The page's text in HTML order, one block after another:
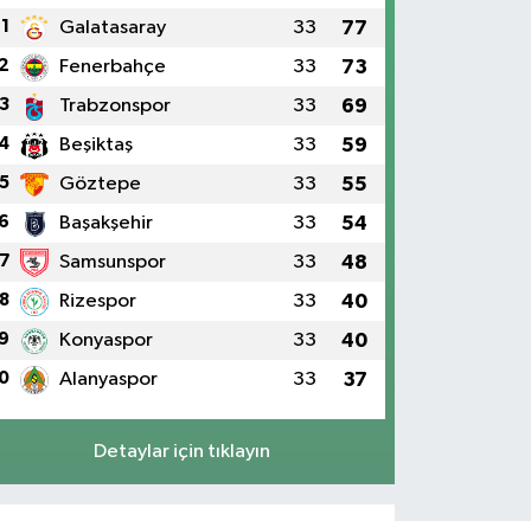
1 Galatasaray 33 77
Fenerbahçe 33 73
3 Trabzonspor 33 69
Beşiktaş 33 59
5 Göztepe 33 55
Başakşehir 33 54
7 Samsunspor 33 48
8 Rizespor 33 40
Konyaspor 33 40
Alanyaspor 33 37
Detaylar için tıklayın